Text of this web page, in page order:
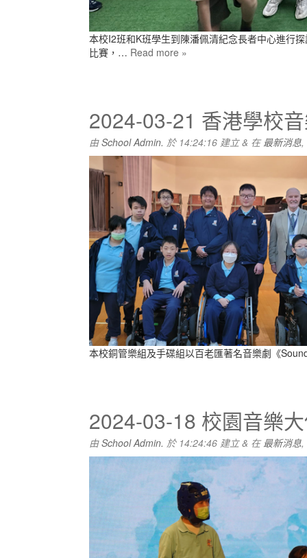
本校I2班和K班學生到陳潘佩清紀念長者中心進行
比賽，… Read more »
2024-03-21 香港學校
由School Admin. 於 14:24:16 建立& 在 最新消息,
本校銅管樂組及手碟組以百老匯著名音樂劇《
2024-03-18 校園音樂
由School Admin. 於 14:24:46 建立& 在 最新消息,